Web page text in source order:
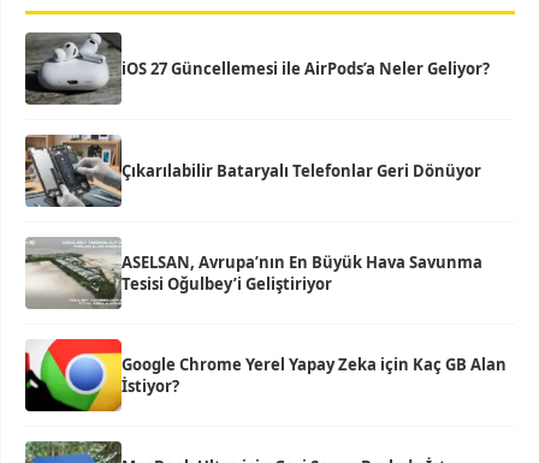
iOS 27 Güncellemesi ile AirPods’a Neler Geliyor?
Çıkarılabilir Bataryalı Telefonlar Geri Dönüyor
ASELSAN, Avrupa’nın En Büyük Hava Savunma
Tesisi Oğulbey’i Geliştiriyor
Google Chrome Yerel Yapay Zeka için Kaç GB Alan
İstiyor?